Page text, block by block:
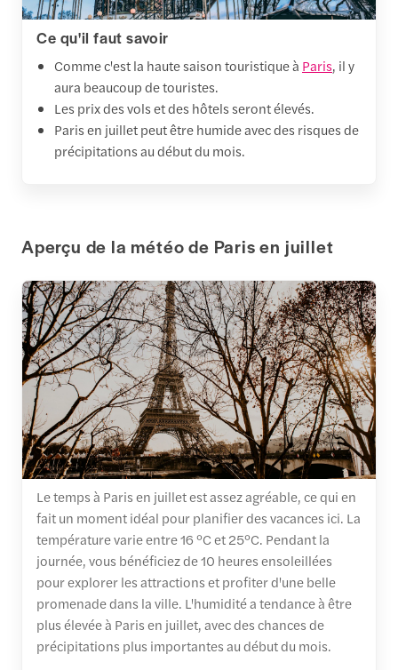
Ce qu'il faut savoir
Comme c'est la haute saison touristique à Paris, il y
aura beaucoup de touristes.
Les prix des vols et des hôtels seront élevés.
Paris en juillet peut être humide avec des risques de
précipitations au début du mois.
Aperçu de la météo de Paris en juillet
Le temps à Paris en juillet est assez agréable, ce qui en
fait un moment idéal pour planifier des vacances ici. La
température varie entre 16 °C et 25°C. Pendant la
journée, vous bénéficiez de 10 heures ensoleillées
pour explorer les attractions et profiter d'une belle
promenade dans la ville. L'humidité a tendance à être
plus élevée à Paris en juillet, avec des chances de
précipitations plus importantes au début du mois.